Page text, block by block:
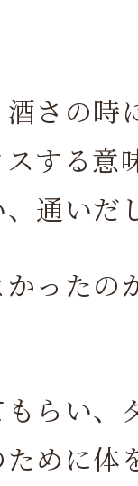
さの時
する意
通いだ
ったの
らい、
めに体